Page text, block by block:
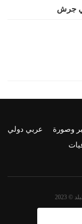
جرش
وصورة
عربي دولي
2023